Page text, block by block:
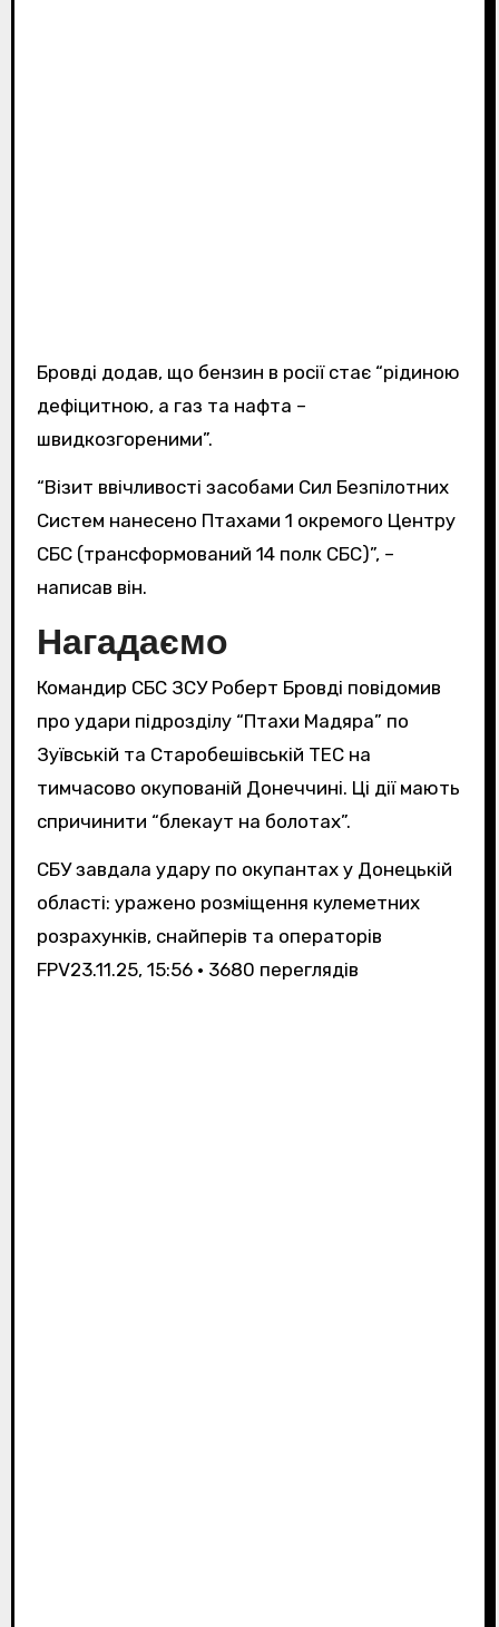
Бровді додав, що бензин в росії стає “рідиною
дефіцитною, а газ та нафта –
швидкозгореними”.
“Візит ввічливості засобами Сил Безпілотних
Систем нанесено Птахами 1 окремого Центру
СБС (трансформований 14 полк СБС)”, –
написав він.
Нагадаємо
Командир СБС ЗСУ Роберт Бровді повідомив
про удари підрозділу “Птахи Мадяра” по
Зуївській та Старобешівській ТЕС на
тимчасово окупованій Донеччині. Ці дії мають
спричинити “блекаут на болотах”.
СБУ завдала удару по окупантах у Донецькій
області: уражено розміщення кулеметних
розрахунків, снайперів та операторів
FPV23.11.25, 15:56 • 3680 переглядiв